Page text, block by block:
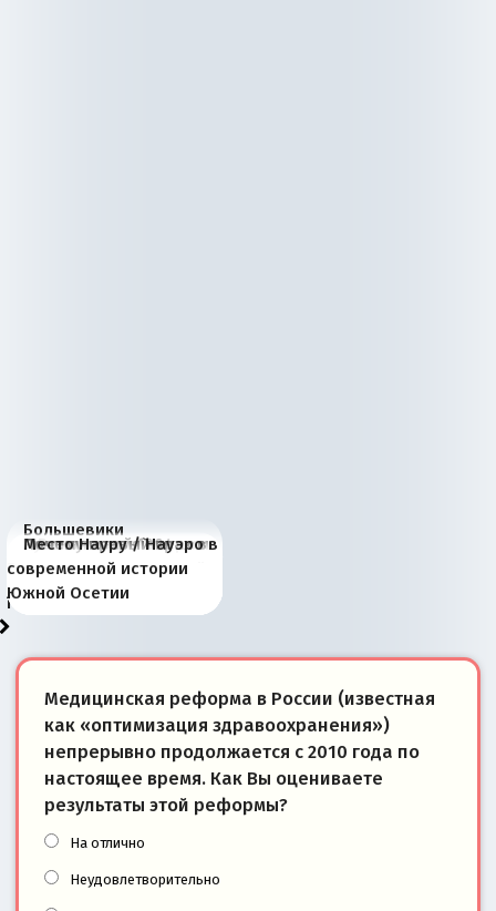
Большевики
отличаются от «Яблока»
тем, что они -
победители
Киевская марионетка
Запада рассказала о
«переобувании» хозяев
В России назрели
перемены: 15 шагов к
суверенной экономике
Миграционный пожар
Европы
Россия начинает
сбрасывать балласт
Анкориджа
Россия зимой 1904
года: первые уступки во
внутренней политике
Русская нация вчера и
сегодня
Почему правый крах в
Варшаве не поможет её
отношениям с Россией?
Место Науру / Науэро в
современной истории
Южной Осетии
Медицинская реформа в России (известная
как «оптимизация здравоохранения»)
непрерывно продолжается с 2010 года по
настоящее время. Как Вы оцениваете
результаты этой реформы?
На отлично
Неудовлетворительно